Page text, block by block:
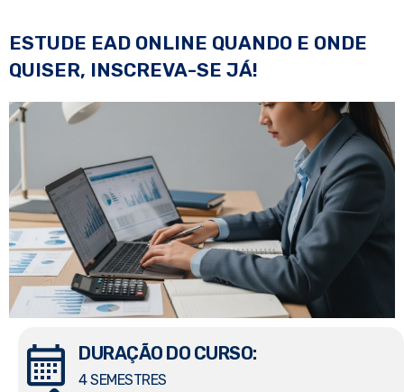
ESTUDE EAD ONLINE QUANDO E ONDE
QUISER, INSCREVA-SE JÁ!
DURAÇÃO DO CURSO:
4 SEMESTRES